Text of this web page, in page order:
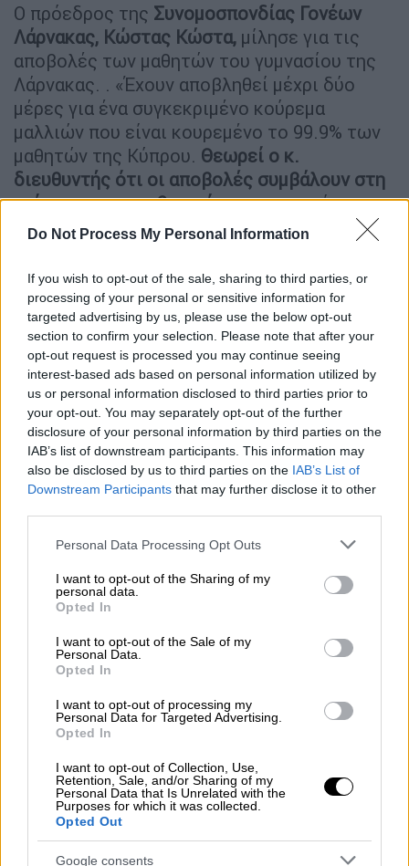
Do Not Process My Personal Information
If you wish to opt-out of the sale, sharing to third parties, or
processing of your personal or sensitive information for
targeted advertising by us, please use the below opt-out
section to confirm your selection. Please note that after your
opt-out request is processed you may continue seeing
interest-based ads based on personal information utilized by
us or personal information disclosed to third parties prior to
your opt-out. You may separately opt-out of the further
disclosure of your personal information by third parties on the
IAB’s list of downstream participants. This information may
also be disclosed by us to third parties on the IAB’s List of
Downstream Participants that may further disclose it to other
Please note that this website/app uses one or more Google
not limited to your visit or usage behaviour. You may click to
grant or deny consent to Google and its third-party tags to
use your data for below specified purposes in below Google
consent section.
Personal Data Processing Opt Outs
I want to opt-out of the Sharing of my
personal data.
Opted In
I want to opt-out of the Sale of my
Personal Data.
Opted In
I want to opt-out of processing my
Personal Data for Targeted Advertising.
Opted In
I want to opt-out of Collection, Use,
Retention, Sale, and/or Sharing of my
Personal Data that Is Unrelated with the
Purposes for which it was collected.
Opted Out
Google consents
Ο πρόεδρος της Συνομοσπονδίας Γονέων
Λάρνακας, Κώστας Κώστα, μίλησε για τις
αποβολές των μαθητών του γυμνασίου της
Λάρνακας. . «Έχουν αποβληθεί μέχρι δύο
μέρες για ένα συγκεκριμένο κούρεμα
μαλλιών που είναι κουρεμένο το 99.9% των
μαθητών της Κύπρου. Θεωρεί ο κ.
διευθυντής ότι οι αποβολές συμβάλουν στη
μείωση της παραβατικότητας», σημείωσε και
συμπλήρωσε ότι, το σχολείο, όφειλε να
Αντ’ αυτού, τα έστειλε δύο μέρες στο σπίτι
τους. «Αν δείτε το κούρεμα των μαθητών θα
σοκαριστείτε από το μέγεθος της
αυστηρότητας και της αποβολής» είπε.
«Είναι ο ίδιος διευθυντής που πέρσι δεν
έδωσε το απολυτήριο σε 5 μαθητές επειδή
δεν του άρεσε το κούρεμα τους. Έχουν γίνει
επιστολές και τα παιδιά έχουν προσφύγει
στην Επίτροπο Προστασίας του Παιδιού.
Είναι η τελευταία του χρονιά και αντί να
ξεκινήσει με πιο συγκαταβατικό τρόπο
επέλεξε ένα ανηλεή κυνηγητό», κατέληξε ο
πρόεδρος της Συνομοσπονδίας Γονέων
Λάρνακας.